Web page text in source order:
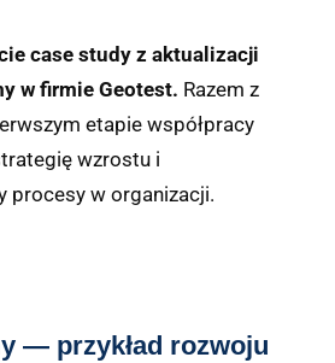
case study z aktualizacji
w firmie Geotest. Razem z
etapie współpracy
wzrostu i
procesy w organizacji.
— przykład rozwoju